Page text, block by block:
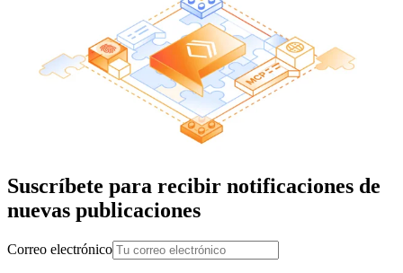
Suscríbete para recibir notificaciones de
nuevas publicaciones
Correo electrónico